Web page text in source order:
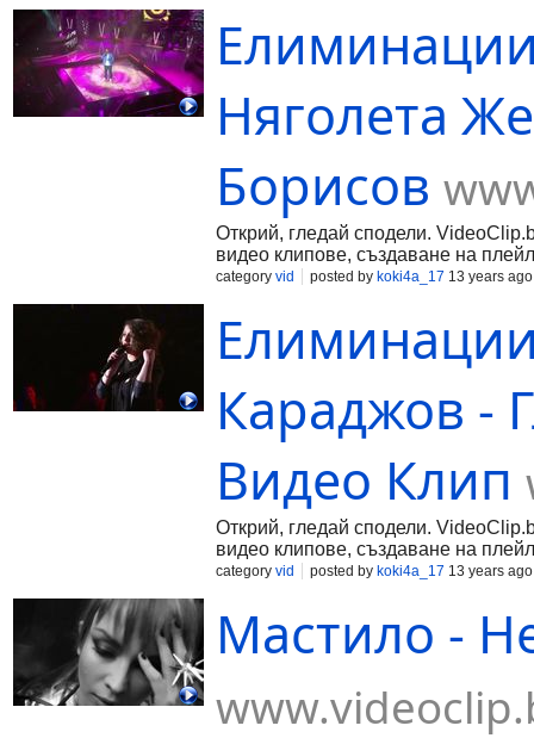
Няголета
Борисов
Открий, гледай сподели.
видео клипове, създаване на
category vid posted by koki4a_17 13 years ago
Караджов -
Видео Клип
Открий, гледай сподели.
видео клипове, създаване на
category vid posted by koki4a_17 13 years ago
Мастило -